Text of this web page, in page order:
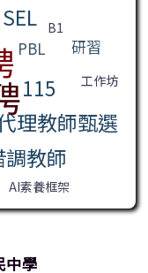
SEL B1
PBL 研習
115 工作坊
理教師甄選
調教師
AI素養框架
中學